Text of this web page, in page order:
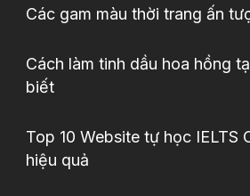
Các gam màu thời trang ấn
Cách làm tinh dầu hoa hồng
biết
Top 10 Website tự học IELTS
hiệu quả